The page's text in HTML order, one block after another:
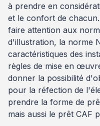
à prendre en
et le confort de
faire attention aux
d'illustration, la norme
caractéristiques des
règles de mise en
donner la possibilité
pour la réfection de
prendre la forme de
mais aussi le prêt CAF